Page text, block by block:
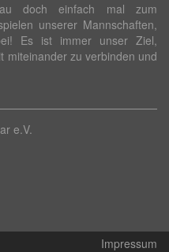
doch einfach mal zum
unserer Mannschaften,
Es ist immer unser Ziel,
miteinander zu verbinden und
e.V.
Impressum